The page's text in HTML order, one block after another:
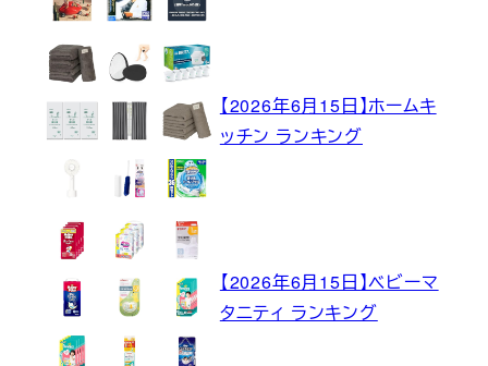
【2026年6月15日】ホームキ
ッチン ランキング
【2026年6月15日】ベビーマ
タニティ ランキング